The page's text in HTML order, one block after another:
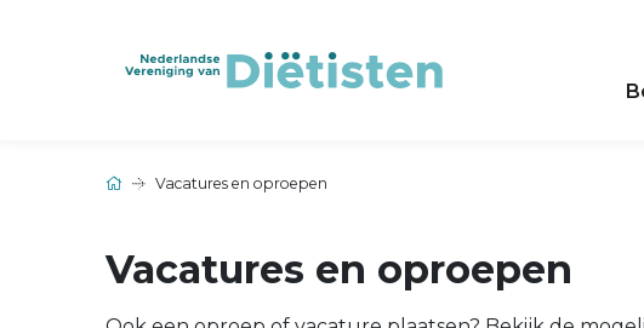
Vacatures en oproepen
Vacatures en oproepen